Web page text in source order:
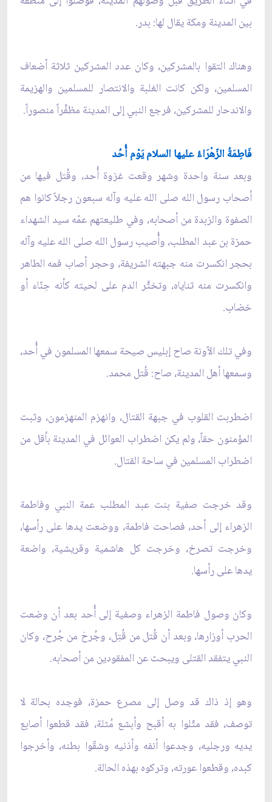
بين المدينة ومكة يقال لها: بدر.
وهناك التقوا بالمشركين، وكان عدد المشركين ثلاثة أضعاف
المسلمين، ولكن كانت الغلبة والانتصار للمسلمين والهزيمة
والاندحار للمشركين، فرجع النبي إلى المدينة مظفَّراً منصوراً.
فَاطِمَةُ الزّهْرَاءُ عليها السلام يَوْم أُحُد
وبعد سنة واحدة وشهر وقعت غزوة أُحد، وقُتل فيها من
أصحاب رسول الله صلى الله عليه وآله سبعون رجلاً كانوا هم
الصفوة والزبدة من أصحابه، وفي طليعتهم عمّه سيد الشهداء
حمزة بن عبد المطلب، وأُصيب رسول الله صلى الله عليه وآله
بحجر انكسرت منه جبهته الشريفة، وحجر أصاب فمه الطاهر
وانكسرت منه ثناياه، وتخثَّر الدم على لحيته كأنه حِنّاء أو
خضاب.
وفي تلك الآونة صاح إبليس صيحة سمعها المسلمون في أُحد،
وسمعها أهل المدينة، صاح: قُتل محمد.
اضطربت القلوب في جبهة القتال، وانهزم المنهزمون، وثبت
المؤمنون حقاً، ولم يكن اضطراب العوائل في المدينة بأقل من
اضطراب المسلمين في ساحة القتال.
وقد خرجت صفية بنت عبد المطلب عمة النبي وفاطمة
الزهراء إلى أحد، فصاحت فاطمة، ووضعت يدها على رأسها،
وخرجت تصرخ، وخرجت كل هاشمية وقريشية، واضعة
يدها على رأسها.
وكان وصول فاطمة الزهراء وصفية إلى أُحد بعد أن وضعت
الحرب أوزارها، وبعد أن قُتل من قُتِل، وجُرحَ من جُرح، وكان
النبي يتفقد القتلى ويبحث عن المفقودين من أصحابه.
وهو إذ ذاك قد وصل إلى مصرع حمزة، فوجده بحالة لا
توصف، فقد مثّلوا به أقبح وأبشع مُثلة، فقد قطعوا أصابع
يديه ورجليه، وجدعوا أنفه وأذنيه وشقّوا بطنه، وأخرجوا
كبده، وقطعوا عورته، وتركوه بهذه الحالة.